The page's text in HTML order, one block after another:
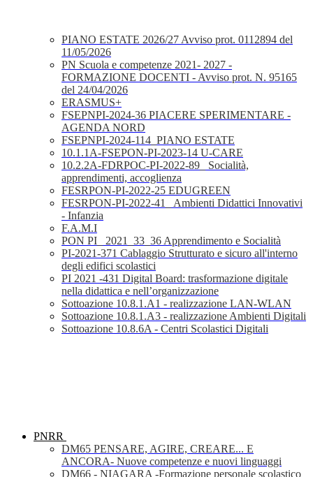
PIANO ESTATE 2026/27 Avviso prot. 0112894 del
11/05/2026
PN Scuola e competenze 2021- 2027 -
FORMAZIONE DOCENTI - Avviso prot. N. 95165
del 24/04/2026
ERASMUS+
FSEPNPI-2024-36 PIACERE SPERIMENTARE -
AGENDA NORD
FSEPNPI-2024-114_PIANO ESTATE
10.1.1A-FSEPON-PI-2023-14 U-CARE
10.2.2A-FDRPOC-PI-2022-89_ Socialità,
apprendimenti, accoglienza
FESRPON-PI-2022-25 EDUGREEN
FESRPON-PI-2022-41_ Ambienti Didattici Innovativi
- Infanzia
F.A.M.I
PON PI_ 2021_33_36 Apprendimento e Socialità
PI-2021-371 Cablaggio Strutturato e sicuro all'interno
degli edifici scolastici
PI 2021 -431 Digital Board: trasformazione digitale
nella didattica e nell’organizzazione
Sottoazione 10.8.1.A1 - realizzazione LAN-WLAN
Sottoazione 10.8.1.A3 - realizzazione Ambienti Digitali
Sottoazione 10.8.6A - Centri Scolastici Digitali
PNRR
DM65 PENSARE, AGIRE, CREARE... E
ANCORA- Nuove competenze e nuovi linguaggi
DM66 - NIAGARA -Formazione personale scolastico